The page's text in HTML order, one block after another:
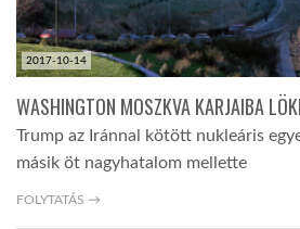
2017-10-14
WASHINGTON MOSZKVA KARJAIBA
Trump az Iránnal kötött nukleáris
másik öt nagyhatalom mellette
FOLYTATÁS →